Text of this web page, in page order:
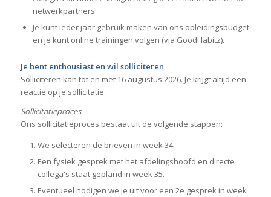
netwerkpartners.
Je kunt ieder jaar gebruik maken van ons opleidingsbudget
en je kunt online trainingen volgen (via GoodHabitz).
Je bent enthousiast en wil solliciteren
Solliciteren kan tot en met 16 augustus 2026. Je krijgt altijd een
reactie op je sollicitatie.
Sollicitatieproces
Ons sollicitatieproces bestaat uit de volgende stappen:
We selecteren de brieven in week 34.
Een fysiek gesprek met het afdelingshoofd en directe
collega's staat gepland in week 35.
Eventueel nodigen we je uit voor een 2e gesprek in week